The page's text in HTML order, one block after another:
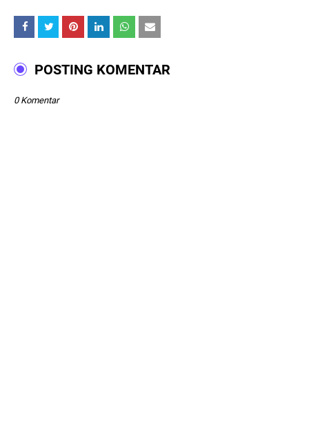
POSTING KOMENTAR
0 Komentar